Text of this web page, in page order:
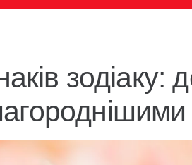
зодіаку: